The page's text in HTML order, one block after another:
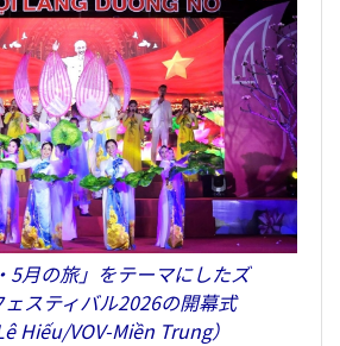
5月の旅」をテーマにしたズ
ェスティバル2026の開幕式
Hiếu/VOV-Miền Trung）